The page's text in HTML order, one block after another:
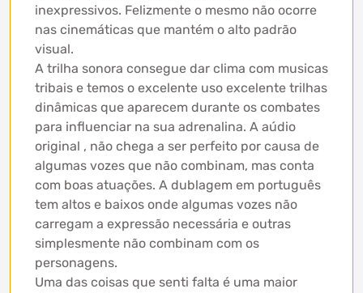
inexpressivos. Felizmente o mesmo não ocorre
nas cinemáticas que mantém o alto padrão
visual.
A trilha sonora consegue dar clima com musicas
tribais e temos o excelente uso excelente trilhas
dinâmicas que aparecem durante os combates
para influenciar na sua adrenalina. A aúdio
original , não chega a ser perfeito por causa de
algumas vozes que não combinam, mas conta
com boas atuações. A dublagem em português
tem altos e baixos onde algumas vozes não
carregam a expressão necessária e outras
simplesmente não combinam com os
personagens.
Uma das coisas que senti falta é uma maior